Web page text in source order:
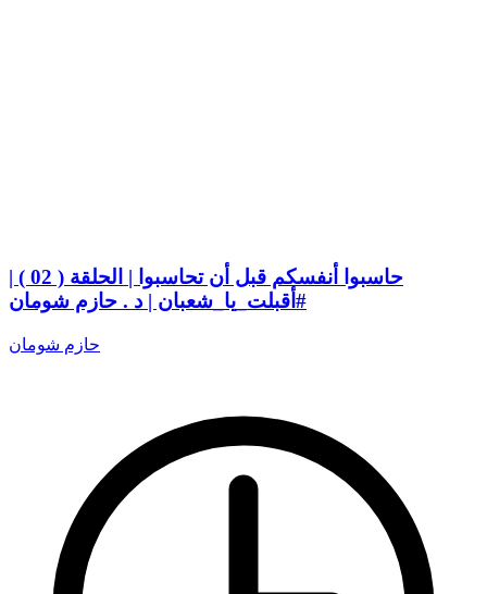
حاسبوا أنفسكم قبل أن تحاسبوا | الحلقة ( 02 ) |
#أقبلت_يا_شعبان | د . حازم شومان
حازم شومان